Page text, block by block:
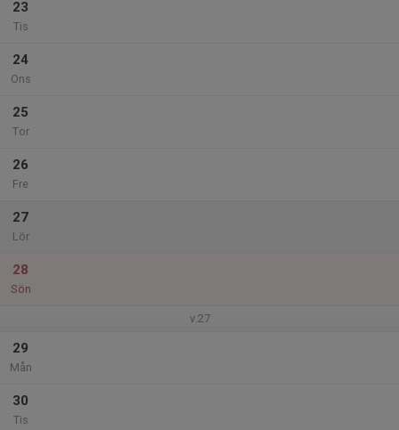
23
Tis
24
Ons
25
Tor
26
Fre
27
Lör
28
Sön
v.27
29
Mån
30
Tis